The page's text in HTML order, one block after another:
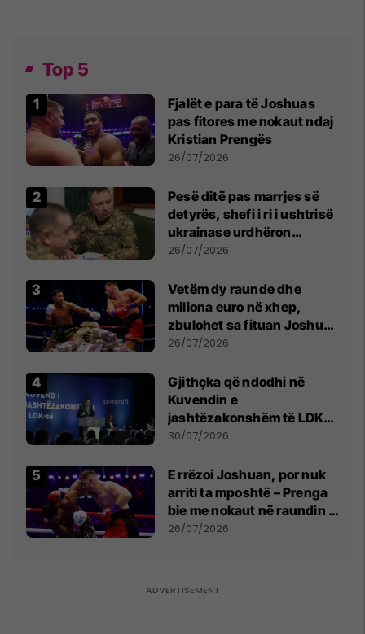
Top 5
Fjalët e para të Joshuas
pas fitores me nokaut ndaj
Kristian Prengës
26/07/2026
Pesë ditë pas marrjes së
detyrës, shefi i ri i ushtrisë
ukrainase urdhëron
kontroll të madh
26/07/2026
Vetëm dy raunde dhe
miliona euro në xhep,
zbulohet sa fituan Joshua
e Prenga
26/07/2026
Gjithçka që ndodhi në
Kuvendin e
jashtëzakonshëm të LDK-
së
30/07/2026
E rrëzoi Joshuan, por nuk
arriti ta mposhtë – Prenga
bie me nokaut në raundin e
dytë
26/07/2026